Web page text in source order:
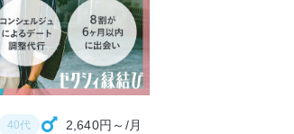
40代 2,640円～/月